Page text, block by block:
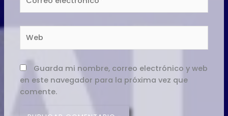
electrónico*
Guarda mi nombre, correo electrónico y web
en este navegador para la próxima vez que
comente.